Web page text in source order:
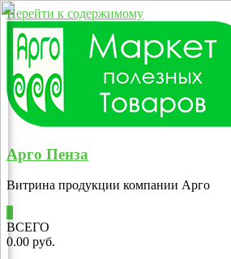
Перейти к содержимому
Арго Пенза
Витрина продукции компании Арго
ВСЕГО
0.00 руб.